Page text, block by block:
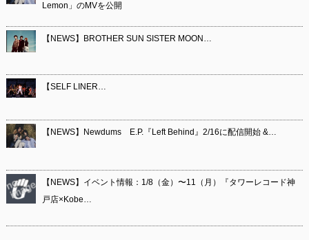
Lemon」のMVを公開
【NEWS】BROTHER SUN SISTER MOON…
【SELF LINER…
【NEWS】Newdums E.P.『Left Behind』2/16に配信開始 &…
【NEWS】イベント情報：1/8（金）〜11（月）『タワーレコード神
戸店×Kobe…